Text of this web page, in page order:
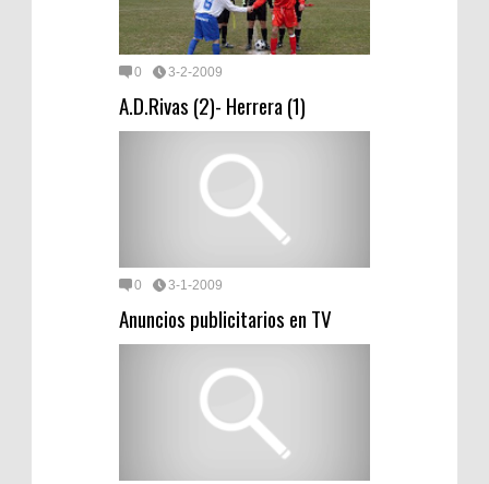
0 3-2-2009
A.D.Rivas (2)- Herrera (1)
0 3-1-2009
Anuncios publicitarios en TV